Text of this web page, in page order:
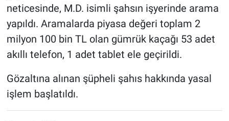
neticesinde, M.D. isimli şahsın işyerinde arama
yapıldı. Aramalarda piyasa değeri toplam 2
milyon 100 bin TL olan gümrük kaçağı 53 adet
akıllı telefon, 1 adet tablet ele geçirildi.
Gözaltına alınan şüpheli şahıs hakkında yasal
işlem başlatıldı.